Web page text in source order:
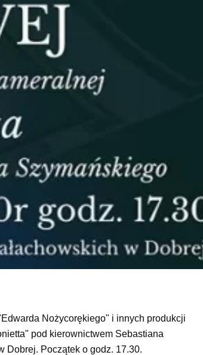
Nożycorękiego" i innych produkcji
pod kierownictwem Sebastiana
Dobrej. Początek o godz. 17.30.